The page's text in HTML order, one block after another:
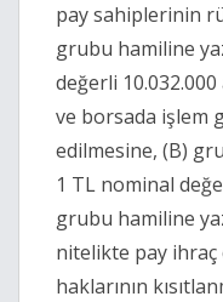
pay sahiplerinin
grubu hamiline
değerli
ve borsada işlem
edilmesine, (B)
1 TL nominal
grubu hamiline
nitelikte pay ihraç
haklarının